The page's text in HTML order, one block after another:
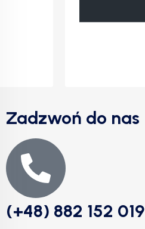
Zadzwoń do nas
(+48) 882 152 019